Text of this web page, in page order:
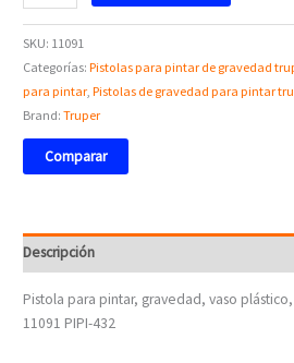
SKU: 11091
Categorías:Pistolas para pintar de gravedad
para pintar,Pistolas de gravedad para pintar
Brand:Truper
Comparar
Descripción
Pistola para pintar, gravedad, vaso
11091 PIPI-432